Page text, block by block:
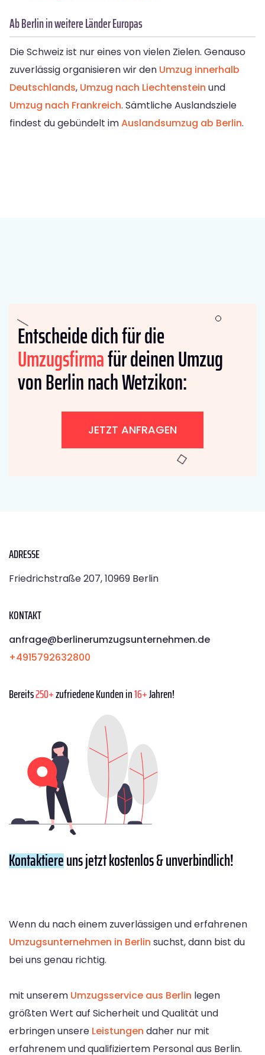
Ab Berlin in weitere Länder Europas
Die Schweiz ist nur eines von vielen Zielen. Genauso
zuverlässig organisieren wir den Umzug innerhalb
Deutschlands, Umzug nach Liechtenstein und
Umzug nach Frankreich. Sämtliche Auslandsziele
findest du gebündelt imAuslandsumzug ab Berlin.
Entscheide dich für die
Umzugsfirmafür deinen Umzug
von Berlin nach Wetzikon:
JETZT ANFRAGEN
ADRESSE
Friedrichstraße 207, 10969 Berlin
KONTAKT
anfrage@berlinerumzugsunternehmen.de
+4915792632800
Bereits250+zufriedene Kunden in16+Jahren!
Kontaktiereuns jetzt kostenlos & unverbindlich!
Wenn du nach einem zuverlässigen und erfahrenen
Umzugsunternehmen in Berlin suchst, dann bist du
bei uns genau richtig.
mit unserem Umzugsservice aus Berlin legen
größten Wert auf Sicherheit und Qualität und
erbringen unsere Leistungen daher nur mit
erfahrenem und qualifiziertem Personal aus Berlin.